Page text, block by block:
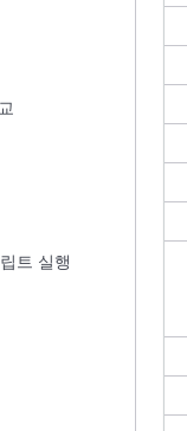
트 실행